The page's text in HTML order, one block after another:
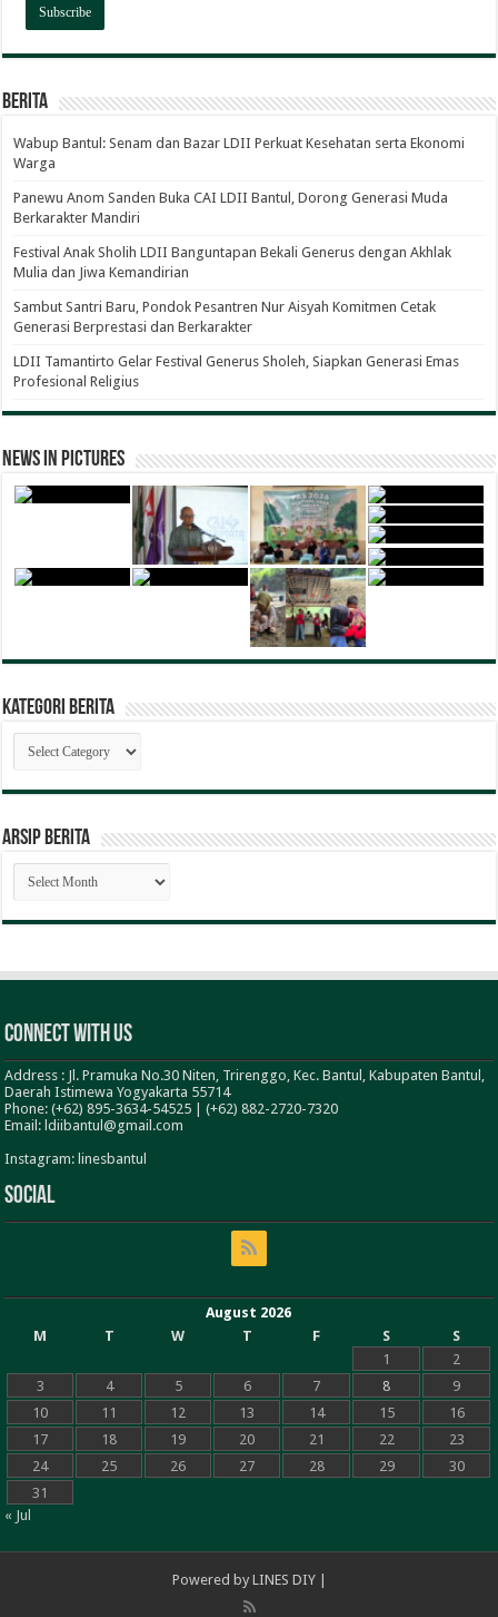
Berita
Wabup Bantul: Senam dan Bazar LDII Perkuat Kesehatan serta Ekonomi
Warga
Panewu Anom Sanden Buka CAI LDII Bantul, Dorong Generasi Muda
Berkarakter Mandiri
Festival Anak Sholih LDII Banguntapan Bekali Generus dengan Akhlak
Mulia dan Jiwa Kemandirian
Sambut Santri Baru, Pondok Pesantren Nur Aisyah Komitmen Cetak
Generasi Berprestasi dan Berkarakter
LDII Tamantirto Gelar Festival Generus Sholeh, Siapkan Generasi Emas
Profesional Religius
News in Pictures
Kategori Berita
Kategori
Berita
ARSIP BERITA
ARSIP
BERITA
Connect With Us
Address : Jl. Pramuka No.30 Niten, Trirenggo, Kec. Bantul, Kabupaten Bantul,
Daerah Istimewa Yogyakarta 55714
Phone: (+62) 895-3634-54525 | (+62) 882-2720-7320
Email: ldiibantul@gmail.com
Instagram: linesbantul
Social
August 2026
M
T W T F S
S
1
2
3
4 5 6 7 8
9
10
11 12 13 14 15
16
17
18 19 20 21 22
23
24
25 26 27 28 29
30
31
« Jul
Powered by LINES DIY|